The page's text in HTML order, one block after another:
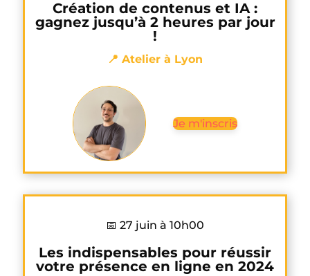
Création de contenus et IA :
gagnez jusqu’à 2 heures par jour
!
📍 Atelier à Lyon
Je m'inscris
📅 27 juin à 10h00
Les indispensables pour réussir
votre présence en ligne en 2024